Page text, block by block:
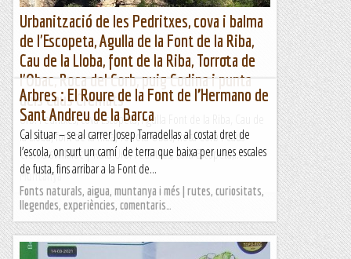
Urbanització de les Pedritxes, cova i balma
de l'Escopeta, Agulla de la Font de la Riba,
Cau de la Lloba, font de la Riba, Torrota de
l'Obac, Roca del Corb, puig Codina i punta
dels Caus Cremats
Urb. Pedritxes, cova Escopeta, Agulla Font de la Riba, Cau de
la Lloba, font de la Riba, Torrota Obac, Roca Corb i Caus
CrematsWikiloc | Ruta Urb. Pedritxes, cova Escopeta,...
Muntanya
Arbres : El Roure de la Font de l’Hermano de
Sant Andreu de la Barca
Cal situar – se al carrer Josep Tarradellas al costat dret de
l’escola, on surt un camí de terra que baixa per unes escales
de fusta, fins arribar a la Font de...
Fonts naturals, aigua, muntanya i més | rutes, curiositats,
llegendes, experiències, comentaris…